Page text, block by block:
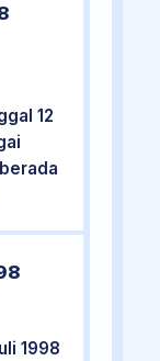
12
1998